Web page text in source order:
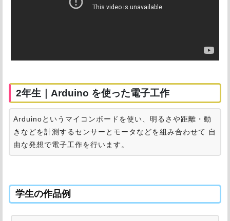
2年生｜Arduino を使った電子工作
Arduinoというマイコンボードを使い、明るさや距離・動
きなどを計測するセンサーとモータなどを組み合わせて 自
由な発想で電子工作を行います。
学生の作品例